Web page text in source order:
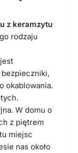
z keramzytu
rodzaju
okablowania.
W domu o
z piętrem
miejsc
nas około